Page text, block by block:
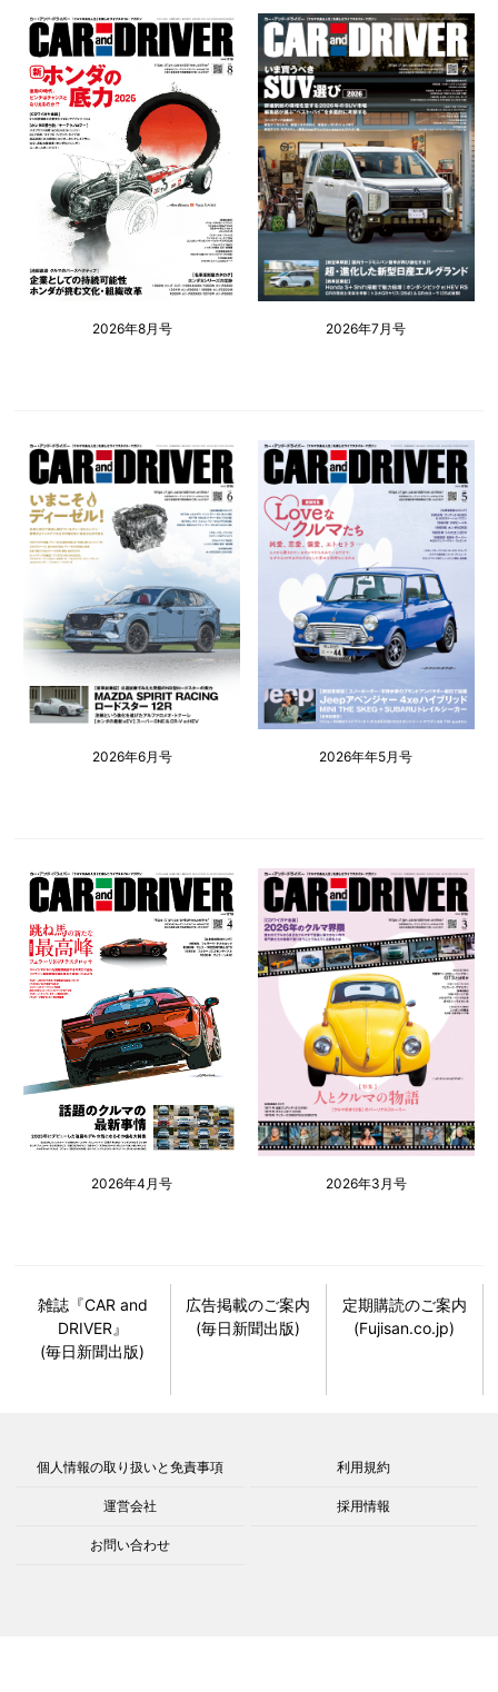
2026年8月号 2026年7月号
2026年6月号 2026年年5月号
2026年4月号 2026年3月号
雑誌『CAR and
DRIVER』
(毎日新聞出版)
広告掲載のご案内
(毎日新聞出版)
定期購読のご案内
(Fujisan.co.jp)
個人情報の取り扱いと免責事項 利用規約
運営会社 採用情報
お問い合わせ